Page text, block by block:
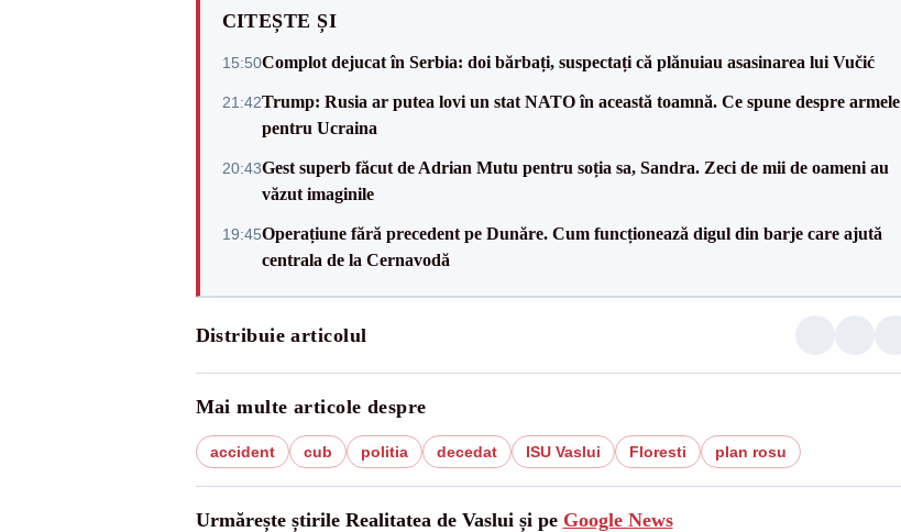
CITEȘTE ȘI
15:50Complot dejucat în Serbia: doi bărbați, suspectați că plănuiau asasinarea lui Vučić
21:42Trump: Rusia ar putea lovi un stat NATO în această toamnă. Ce spune despre armele
pentru Ucraina
20:43Gest superb făcut de Adrian Mutu pentru soția sa, Sandra. Zeci de mii de oameni au
văzut imaginile
19:45Operațiune fără precedent pe Dunăre. Cum funcționează digul din barje care ajută
centrala de la Cernavodă
Distribuie articolul
Mai multe articole despre
accident cub politia decedat ISU Vaslui Floresti plan rosu
Urmărește știrile Realitatea de Vaslui și pe Google News